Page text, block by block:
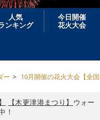
人気
ンキング
今日開催
花火大会
ー 10月開催の花火大会【全
【木更津港まつり】 ウォー
！